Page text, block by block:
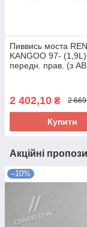
Пиввись моста
KANGOO 97- (1,9L)
передн. прав. (з
2 402,10 ₴ 2
Купити
Акційні
–10%